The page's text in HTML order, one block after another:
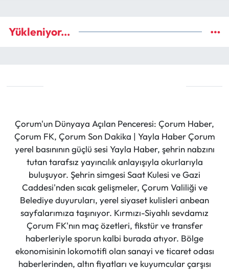
Yükleniyor...
Çorum'un Dünyaya Açılan Penceresi: Çorum Haber,
Çorum FK, Çorum Son Dakika | Yayla Haber Çorum
yerel basınının güçlü sesi Yayla Haber, şehrin nabzını
tutan tarafsız yayıncılık anlayışıyla okurlarıyla
buluşuyor. Şehrin simgesi Saat Kulesi ve Gazi
Caddesi'nden sıcak gelişmeler, Çorum Valiliği ve
Belediye duyuruları, yerel siyaset kulisleri anbean
sayfalarımıza taşınıyor. Kırmızı-Siyahlı sevdamız
Çorum FK'nın maç özetleri, fikstür ve transfer
haberleriyle sporun kalbi burada atıyor. Bölge
ekonomisinin lokomotifi olan sanayi ve ticaret odası
haberlerinden, altın fiyatları ve kuyumcular çarşısı